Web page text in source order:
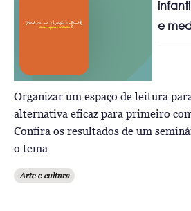
e
Organizar um espaço de leitura
alternativa eficaz para primeiro
Confira os resultados de um
o tema
Arte e cultura